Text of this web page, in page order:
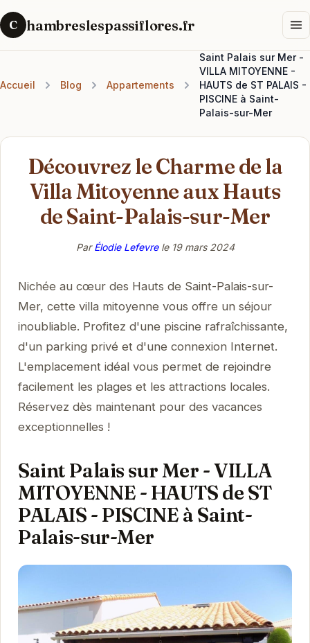
C hambreslespassiflores.fr
Accueil Blog Appartements
Saint Palais sur Mer -
VILLA MITOYENNE -
HAUTS de ST PALAIS -
PISCINE à Saint-
Palais-sur-Mer
Découvrez le Charme de la
Villa Mitoyenne aux Hauts
de Saint-Palais-sur-Mer
ParÉlodie Lefevrele 19 mars 2024
Nichée au cœur des Hauts de Saint-Palais-sur-
Mer, cette villa mitoyenne vous offre un séjour
inoubliable. Profitez d'une piscine rafraîchissante,
d'un parking privé et d'une connexion Internet.
L'emplacement idéal vous permet de rejoindre
facilement les plages et les attractions locales.
Réservez dès maintenant pour des vacances
exceptionnelles !
Saint Palais sur Mer - VILLA
MITOYENNE - HAUTS de ST
PALAIS - PISCINE à Saint-
Palais-sur-Mer